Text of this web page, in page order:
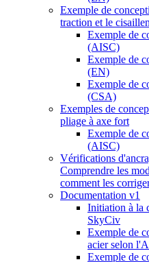
Exemple de
traction et le
Exemple de
(AISC)
Exemple de
(EN)
Exemple de
(CSA)
Exemples de
pliage à axe fort
Exemple de
(AISC)
Vérifications
Comprendre les
comment les
Documentation v1
Initiation à la
SkyCiv
Exemple de
acier selon
Exemple de